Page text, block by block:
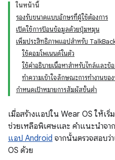
ในหน้านี้
รองรับขนาดแบบอักษรที่ผู้ใช้ต้องการ
เปิดใช้การป้อนข้อมูลด้วยปุ่มหมุน
เพิ่มประสิทธิภาพแอปสำหรับ
ใช้คอมโพเนนต์ในตัว
ใช้คำอธิบายเนื้อหาสำหรับไทล์และข้
ทำความเข้าใจลักษณะการทำงานของ
กำหนดเป้าหมายการสัมผัสขั้นต่ำ
เมื่อสร้างแอปใน Wear OS ให้เ
ช่วยเหลือพิเศษและ คำแนะนำจาก
แอป Android จากนั้นตรวจสอบว่
OS ด้วย